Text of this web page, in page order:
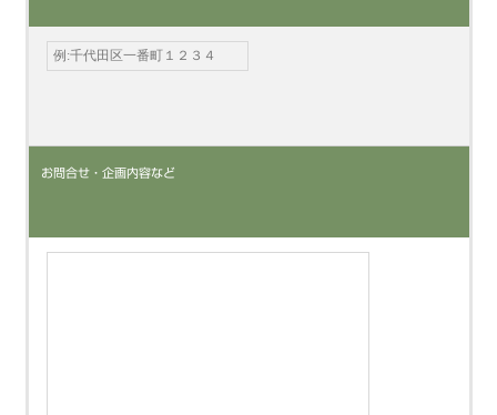
お問合せ・企画内容など